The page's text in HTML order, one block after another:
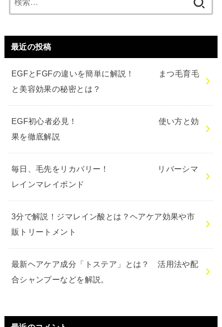
索:
最近の投稿
EGFとFGFの違いを簡単に解説！ まつ毛育毛
と美容効果の秘密とは？
EGF初心者必見！ 使い方と効
果を徹底解説
毎日、毛先をリカバリー！ リバーシマ
レインマレイボンド
3分で解説！ジマレイン酸とは？ヘアケア効果や市
販トリートメント
最新ヘアケア成分「トステア」とは？ 活用法や配
合シャンプーなどを解説。